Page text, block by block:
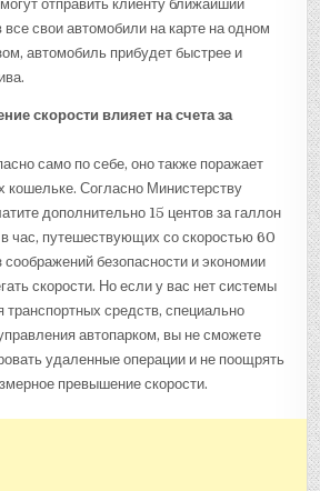
отправить клиенту ближайший
все свои автомобили на карте на одном
автомобиль прибудет быстрее и
скорости влияет на счета за
само по себе, оно также поражает
кошельке. Согласно Министерству
дополнительно 15 центов за галлон
час, путешествующих со скоростью 60
безопасности и экономии
скорости. Но если у вас нет системы
транспортных средств, специально
автопарком, вы не сможете
удаленные операции и не поощрять
превышение скорости.